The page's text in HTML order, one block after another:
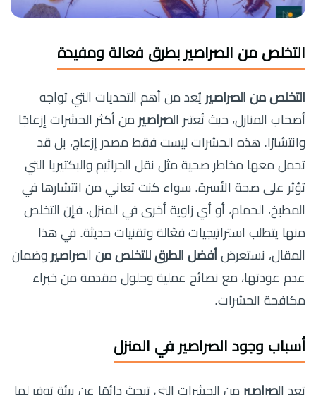
التخلص من الصراصير بطرق فعالة ومفيدة
التخلص من الصراصير يُعد من أهم التحديات التي تواجه
أصحاب المنازل، حيث تُعتبر الصراصير من أكثر الحشرات إزعاجًا
وانتشارًا. هذه الحشرات ليست فقط مصدر إزعاج، بل قد
تحمل معها مخاطر صحية مثل نقل الجراثيم والبكتيريا التي
تؤثر على صحة الأسرة. سواء كنت تعاني من انتشارها في
المطبخ، الحمام، أو أي زاوية أخرى في المنزل، فإن التخلص
منها يتطلب استراتيجيات فعّالة وتقنيات حديثة. في هذا
المقال، نستعرض أفضل الطرق للتخلص من الصراصير وضمان
عدم عودتها، مع نصائح عملية وحلول مقدمة من خبراء
مكافحة الحشرات.
أسباب وجود الصراصير في المنزل
تعد الصراصير من الحشرات التي تبحث دائمًا عن بيئة توفر لها